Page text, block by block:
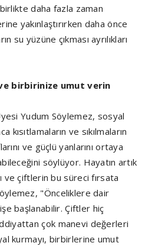
daha fazla zaman
yakınlaştırırken daha önce
su yüzüne çıkması ayrılıkları
birbirinize umut verin
Yudum Söylemez, sosyal
ve sıkılmaların
ve güçlü yanlarını ortaya
söylüyor. Hayatın artık
ve çiftlerin bu süreci fırsata
"Önceliklere dair
başlanabilir. Çiftler hiç
çok manevi değerleri
kurmayı, birbirlerine umut